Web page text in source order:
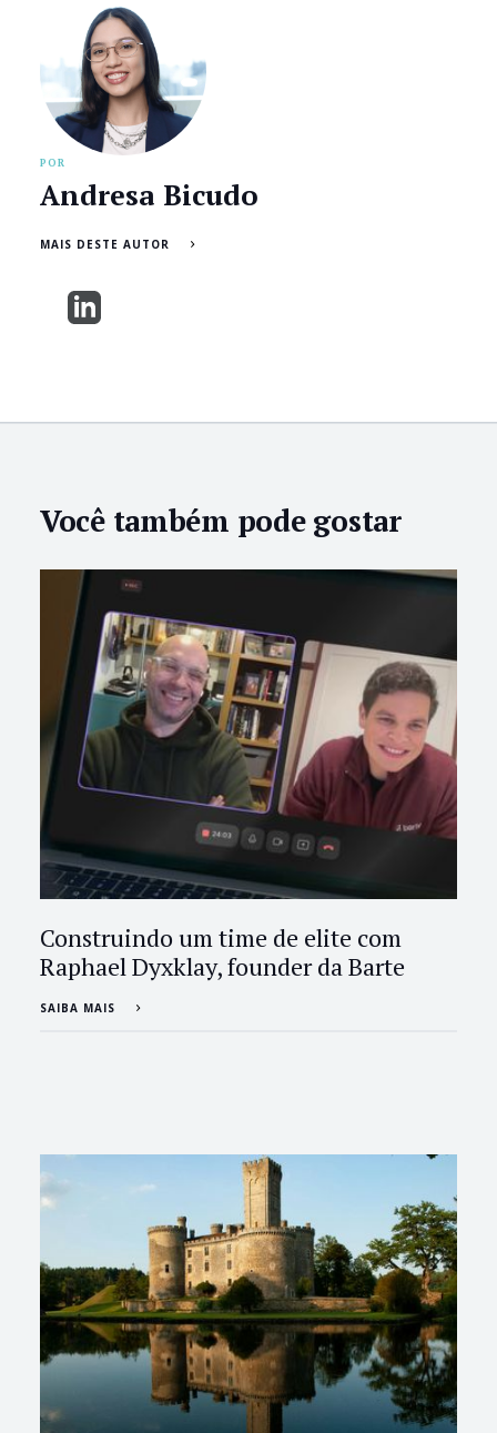
POR
Andresa Bicudo
MAIS DESTE AUTOR
Você também pode gostar
Construindo um time de elite com
Raphael Dyxklay, founder da Barte
SAIBA MAIS